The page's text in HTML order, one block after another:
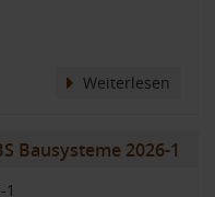
Weiterlesen
Bausysteme 2026-1